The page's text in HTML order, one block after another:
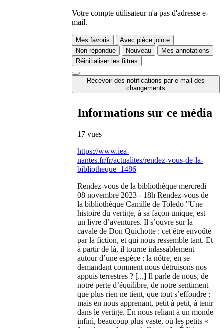
Votre compte utilisateur n'a pas d'adresse e-
mail.
Mes favoris
Avec pièce jointe
Non répondue
Nouveau
Mes annotations
Réinitialiser les filtres
Recevoir des notifications par e-mail des
changements
Informations sur ce média
17 vues
https://www.iea-
nantes.fr/fr/actualites/rendez-vous-de-la-
bibliotheque_1486
Rendez-vous de la bibliothèque mercredi
08 novembre 2023 - 18h Rendez-vous de
la bibliothèque Camille de Toledo "Une
histoire du vertige, à sa façon unique, est
un livre d’aventures. Il s’ouvre sur la
cavale de Don Quichotte : cet être envoûté
par la fiction, et qui nous ressemble tant. Et
à partir de là, il tourne inlassablement
autour d’une espèce : la nôtre, en se
demandant comment nous détruisons nos
appuis terrestres ? [...] Il parle de nous, de
notre perte d’équilibre, de notre sentiment
que plus rien ne tient, que tout s’effondre ;
mais en nous apprenant, petit à petit, à tenir
dans le vertige. En nous reliant à un monde
infini, beaucoup plus vaste, où les petits «